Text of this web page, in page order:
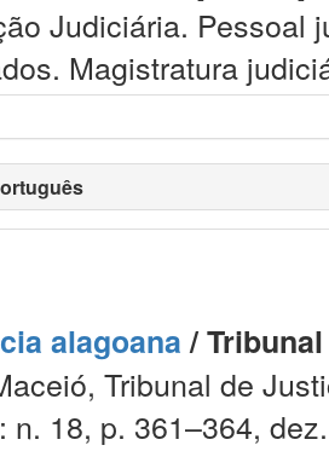
Judiciária. Pessoal
Magistratura
alagoana/
Tribunal de
n. 18, p. 361–364,